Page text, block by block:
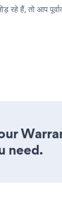
रहे हैं, तो आप
need.